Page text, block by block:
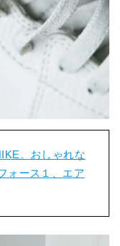
。おしゃれな
ォース１、エア